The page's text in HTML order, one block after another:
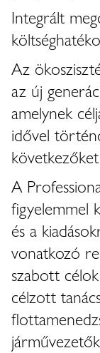
Integrált
Az
az új
amelynek
idővel
A
figyelemmel
és a
vonatkozó
szabott
célzott